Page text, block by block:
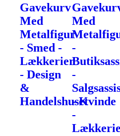
Gavekurv
Med
Metalfigur
- Smed -
Lækkerier
- Design
&
Handelshuset
Med
-
-
- Kvinde
-